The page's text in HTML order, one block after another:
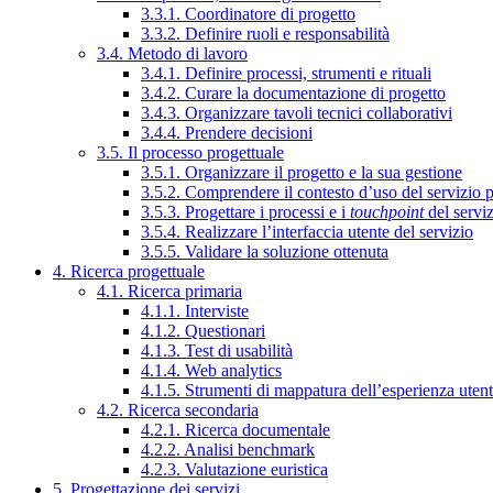
3.3.1. Coordinatore di progetto
3.3.2. Definire ruoli e responsabilità
3.4. Metodo di lavoro
3.4.1. Definire processi, strumenti e rituali
3.4.2. Curare la documentazione di progetto
3.4.3. Organizzare tavoli tecnici collaborativi
3.4.4. Prendere decisioni
3.5. Il processo progettuale
3.5.1. Organizzare il progetto e la sua gestione
3.5.2. Comprendere il contesto d’uso del servizio
3.5.3. Progettare i processi e i touchpointdel
3.5.4. Realizzare l’interfaccia utente del servizio
3.5.5. Validare la soluzione ottenuta
4. Ricerca progettuale
4.1. Ricerca primaria
4.1.1. Interviste
4.1.2. Questionari
4.1.3. Test di usabilità
4.1.4. Web analytics
4.1.5. Strumenti di mappatura dell’esperienza
4.2. Ricerca secondaria
4.2.1. Ricerca documentale
4.2.2. Analisi benchmark
4.2.3. Valutazione euristica
5. Progettazione dei servizi